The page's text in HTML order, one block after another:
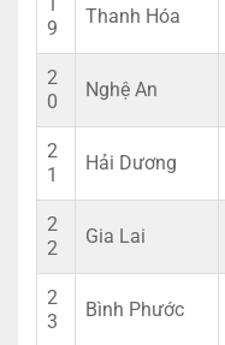
9
Thanh Hóa
2
0
Nghệ An
2
1
Hải Dương
2
2
Gia Lai
2
3
Bình Phước